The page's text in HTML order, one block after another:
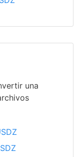
una